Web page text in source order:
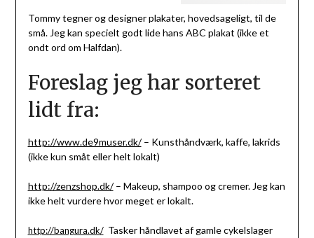
Tommy tegner og designer plakater, hovedsageligt, til de
små. Jeg kan specielt godt lide hans ABC plakat (ikke et
ondt ord om Halfdan).
Foreslag jeg har sorteret
lidt fra:
http://www.de9muser.dk/– Kunsthåndværk, kaffe, lakrids
(ikke kun småt eller helt lokalt)
http://zenzshop.dk/– Makeup, shampoo og cremer. Jeg kan
ikke helt vurdere hvor meget er lokalt.
http://bangura.dk/ Tasker håndlavet af gamle cykelslager